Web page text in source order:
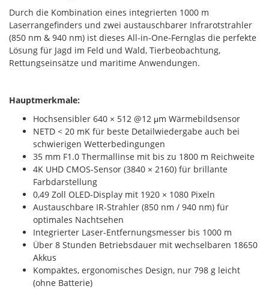
Durch die Kombination eines integrierten 1000 m
Laserrangefinders und zwei austauschbarer Infrarotstrahler
(850 nm & 940 nm) ist dieses All-in-One-Fernglas die perfekte
Lösung für Jagd im Feld und Wald, Tierbeobachtung,
Rettungseinsätze und maritime Anwendungen.
Hauptmerkmale:
Hochsensibler 640 × 512 @12 μm Wärmebildsensor
NETD < 20 mK für beste Detailwiedergabe auch bei
schwierigen Wetterbedingungen
35 mm F1.0 Thermallinse mit bis zu 1800 m Reichweite
4K UHD CMOS-Sensor (3840 × 2160) für brillante
Farbdarstellung
0,49 Zoll OLED-Display mit 1920 × 1080 Pixeln
Austauschbare IR-Strahler (850 nm / 940 nm) für
optimales Nachtsehen
Integrierter Laser-Entfernungsmesser bis 1000 m
Über 8 Stunden Betriebsdauer mit wechselbaren 18650
Akkus
Kompaktes, ergonomisches Design, nur 798 g leicht
(ohne Batterie)